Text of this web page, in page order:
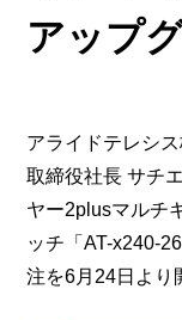
アップ
アライドテレシ
取締役社長 サチ
ヤー2plusマルチ
ッチ「AT-x240-
注を6月24日より